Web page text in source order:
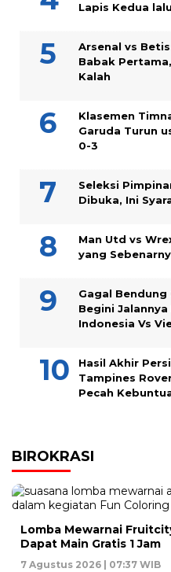
Lapis Kedua
Arsenal vs
Babak
Kalah
Klasemen
Garuda Turun
0-3
Seleksi
Dibuka, Ini
Man Utd vs
yang
Gagal
Begini
Indonesia Vs
Hasil Akhir
Tampines
Pecah
BIROKRASI
Lomba Mewarnai
Dapat Main Gratis 1 Jam
7 Agustus 2026 | 07:37 WIB